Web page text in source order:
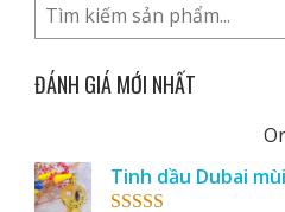
ĐÁNH GIÁ MỚI NHẤT
Tinh dầu Dubai